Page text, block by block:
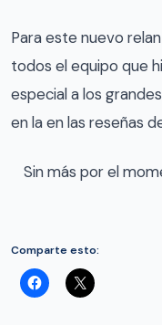
Para este nuevo
todos el equipo que
especial a los
en la en las reseñas
Sin más por el
Comparte esto: